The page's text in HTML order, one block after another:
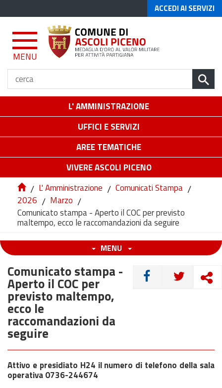
ACCEDI AI SERVIZI
MENU
L' AMMINISTRAZIONE
UFFICI E SERVIZI
AREE TEMATICHE
VIVERE ASCOLI PICENO
/ L' Amministrazione / Comunicati Stampa /
2026 / Marzo /
Comunicato stampa - Aperto il COC per previsto
maltempo, ecco le raccomandazioni da seguire
MENU
CONDIVIDI
Comunicato stampa -
Aperto il COC per
previsto maltempo,
ecco le
raccomandazioni da
seguire
Attivo e presidiato H24 il numero di telefono della sala
operativa 0736-244674